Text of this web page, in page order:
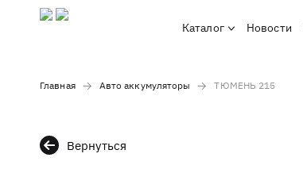
Каталог Новости
Главная Авто аккумуляторы ТЮМЕНЬ 215
Вернуться